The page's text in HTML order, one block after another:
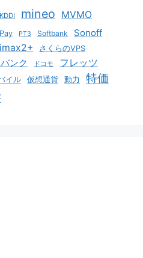
KDDI mineo MVMO
PT3 Softbank Sonoff
さくらのVPS
ンク ドコモ フレッツ
イル 仮想通貨 動力 特価